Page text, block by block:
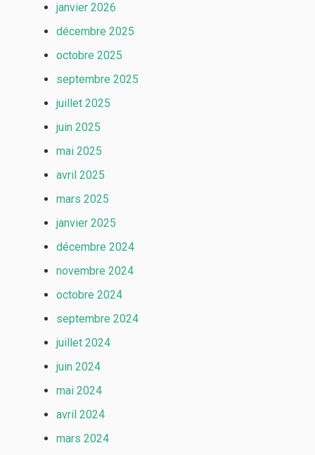
janvier 2026
décembre 2025
octobre 2025
septembre 2025
juillet 2025
juin 2025
mai 2025
avril 2025
mars 2025
janvier 2025
décembre 2024
novembre 2024
octobre 2024
septembre 2024
juillet 2024
juin 2024
mai 2024
avril 2024
mars 2024